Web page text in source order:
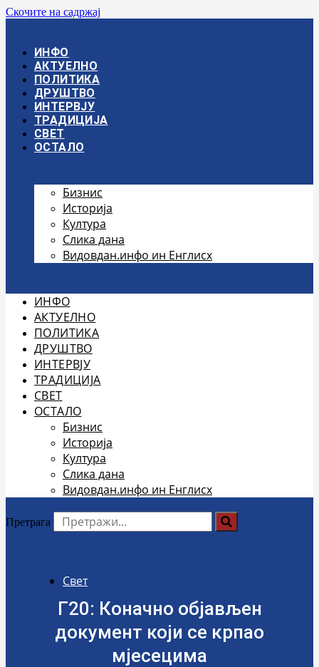
Скочите на садржај
ИНФО
АКТУЕЛНО
ПОЛИТИКА
ДРУШТВО
ИНТЕРВЈУ
ТРАДИЦИЈА
СВЕТ
ОСТАЛО
Бизнис
Историја
Култура
Слика дана
Видовдан.инфо ин Енглисх
ИНФО
АКТУЕЛНО
ПОЛИТИКА
ДРУШТВО
ИНТЕРВЈУ
ТРАДИЦИЈА
СВЕТ
ОСТАЛО
Бизнис
Историја
Култура
Слика дана
Видовдан.инфо ин Енглисх
Претрага
Свет
Г20: Коначно објављен
документ који се крпао
мјесецима